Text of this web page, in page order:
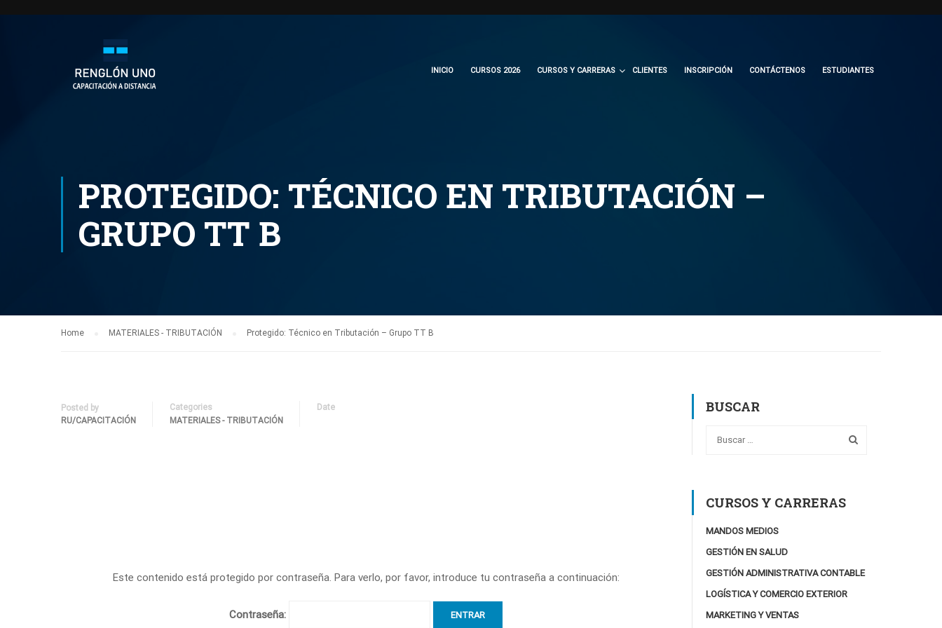
INICIO CURSOS 2026 CURSOS Y CARRERAS CLIENTES INSCRIPCIÓN CONTÁCTENOS ESTUDIANTES
PROTEGIDO: TÉCNICO EN TRIBUTACIÓN –
GRUPO TT B
Home MATERIALES - TRIBUTACIÓN Protegido: Técnico en Tributación – Grupo TT B
Posted by
RU/CAPACITACIÓN
Categories
MATERIALES - TRIBUTACIÓN
Date
Este contenido está protegido por contraseña. Para verlo, por favor, introduce tu contraseña a continuación:
Contraseña:
BUSCAR
CURSOS Y CARRERAS
MANDOS MEDIOS
GESTIÓN EN SALUD
GESTIÓN ADMINISTRATIVA CONTABLE
LOGÍSTICA Y COMERCIO EXTERIOR
MARKETING Y VENTAS